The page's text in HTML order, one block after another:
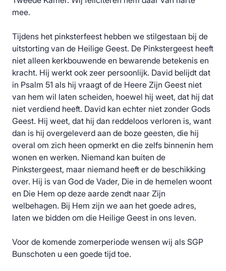
mee.
Tijdens het pinksterfeest hebben we stilgestaan bij de
uitstorting van de Heilige Geest. De Pinkstergeest heeft
niet alleen kerkbouwende en bewarende betekenis en
kracht. Hij werkt ook zeer persoonlijk. David belijdt dat
in Psalm 51 als hij vraagt of de Heere Zijn Geest niet
van hem wil laten scheiden, hoewel hij weet, dat hij dat
niet verdiend heeft. David kan echter niet zonder Gods
Geest. Hij weet, dat hij dan reddeloos verloren is, want
dan is hij overgeleverd aan de boze geesten, die hij
overal om zich heen opmerkt en die zelfs binnenin hem
wonen en werken. Niemand kan buiten de
Pinkstergeest, maar niemand heeft er de beschikking
over. Hij is van God de Vader, Die in de hemelen woont
en Die Hem op deze aarde zendt naar Zijn
welbehagen. Bij Hem zijn we aan het goede adres,
laten we bidden om die Heilige Geest in ons leven.
Voor de komende zomerperiode wensen wij als SGP
Bunschoten u een goede tijd toe.